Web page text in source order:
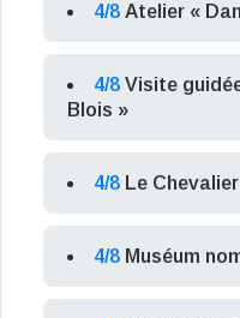
4/8 Atelier «
4/8 Visite
Blois »
4/8 Le
4/8 Muséum